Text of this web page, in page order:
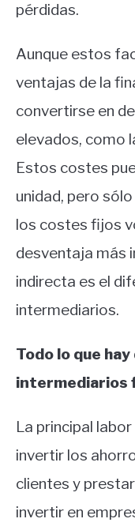
pérdidas.
Aunque estos
ventajas de la
convertirse en
elevados, como
Estos costes
unidad, pero
los costes fijos
desventaja más
indirecta es el
intermediarios.
Todo lo que
intermediarios
La principal
invertir los
clientes y
invertir en